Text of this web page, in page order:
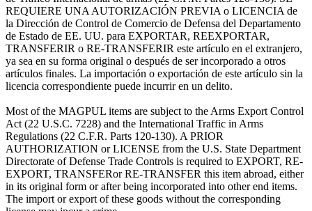
REQUIERE UNA AUTORIZACIÓN PREVIA o LICENCIA de
la Dirección de Control de Comercio de Defensa del Departamento
de Estado de EE. UU. para EXPORTAR, REEXPORTAR,
TRANSFERIR o RE-TRANSFERIR este artículo en el extranjero,
ya sea en su forma original o después de ser incorporado a otros
artículos finales. La importación o exportación de este artículo sin la
licencia correspondiente puede incurrir en un delito.
Most of the MAGPUL items are subject to the Arms Export Control
Act (22 U.S.C. 7228) and the International Traffic in Arms
Regulations (22 C.F.R. Parts 120-130). A PRIOR
AUTHORIZATION or LICENSE from the U.S. State Department
Directorate of Defense Trade Controls is required to EXPORT, RE-
EXPORT, TRANSFERor RE-TRANSFER this item abroad, either
in its original form or after being incorporated into other end items.
The import or export of these goods without the corresponding